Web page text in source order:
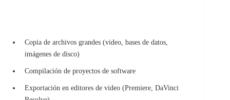
Copia de archivos grandes (video, bases de datos,
imágenes de disco)
Compilación de proyectos de software
Exportación en editores de video (Premiere, DaVinci